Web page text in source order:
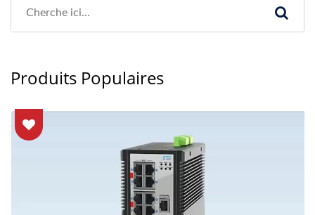
Produits Populaires